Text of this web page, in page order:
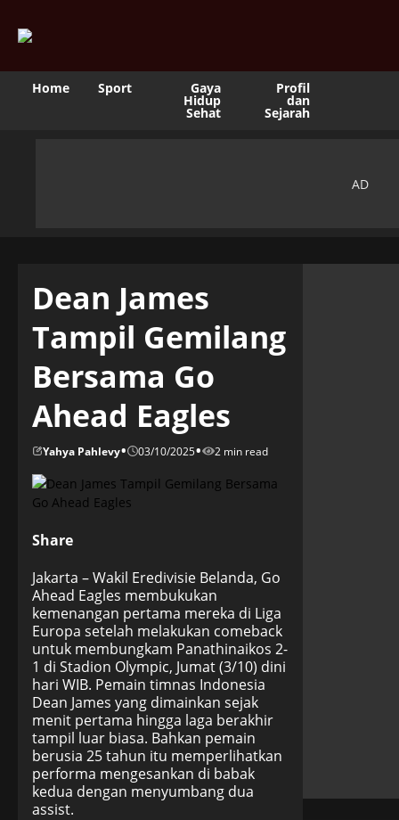
Home Sport Gaya
Hidup
Sehat
Profil
dan
Sejarah
Dean James
Tampil Gemilang
Bersama Go
Ahead Eagles
Yahya Pahlevy• 03/10/2025• 2 min read
Share
Jakarta – Wakil Eredivisie Belanda, Go
Ahead Eagles membukukan
kemenangan pertama mereka di Liga
Europa setelah melakukan comeback
untuk membungkam Panathinaikos 2-
1 di Stadion Olympic, Jumat (3/10) dini
hari WIB. Pemain timnas Indonesia
Dean James yang dimainkan sejak
menit pertama hingga laga berakhir
tampil luar biasa. Bahkan pemain
berusia 25 tahun itu memperlihatkan
performa mengesankan di babak
kedua dengan menyumbang dua
assist.